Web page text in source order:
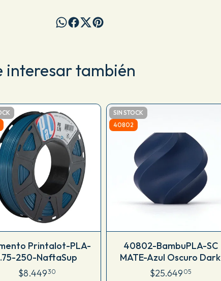
interesar también
Printalot-PLA-
250-NaftaSup
$8.44930
SIN STOCK
40802
40802-BambuPLA-SC
MATE-Azul Oscuro Dark
Blue
$25.649 05